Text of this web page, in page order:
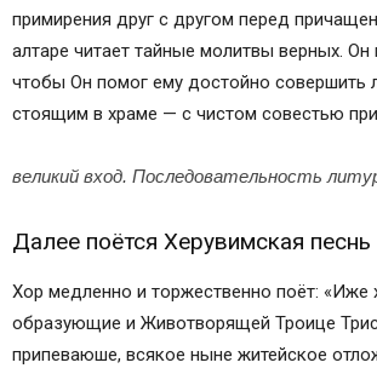
примирения друг с другом перед
алтаре читает тайные молитвы верных. Он
чтобы Он помог ему достойно совершить
стоящим в храме — с чистом совестью
великий вход. Последовательность
Далее поётся Херувимская песнь
Хор медленно и торжественно поёт: «Иже
образующие и Животворящей Троице
припеваюше, всякое ныне житейское